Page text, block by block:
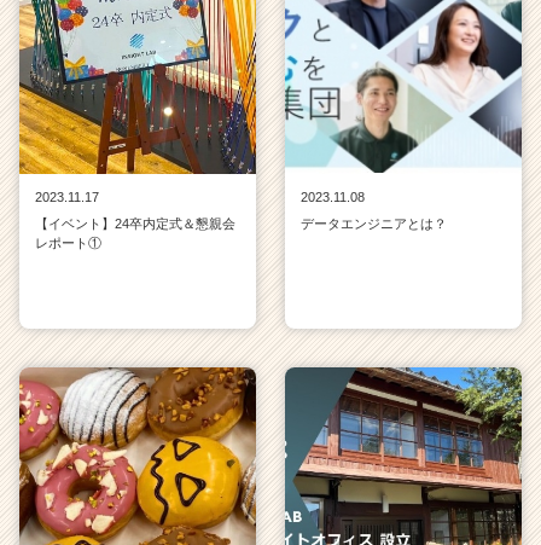
2023.11.17
【イベント】24卒内定式＆懇親会
レポート①
2023.11.08
データエンジニアとは？